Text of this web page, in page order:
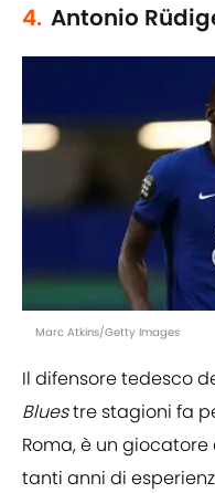
4. Antonio
Marc Atkins/Getty Images
Il difensore tedesco
Bluestre stagioni fa
Roma, è un
tanti anni di